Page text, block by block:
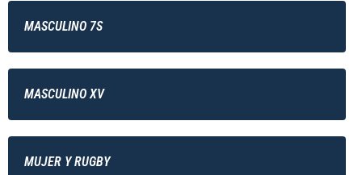
MASCULINO 7S
MASCULINO XV
MUJER Y RUGBY